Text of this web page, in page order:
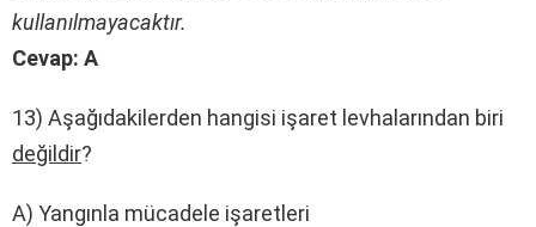
kullanılmayacaktır.
Cevap: A
13) Aşağıdakilerden hangisi işaret levhalarından biri
değildir?
A) Yangınla mücadele işaretleri